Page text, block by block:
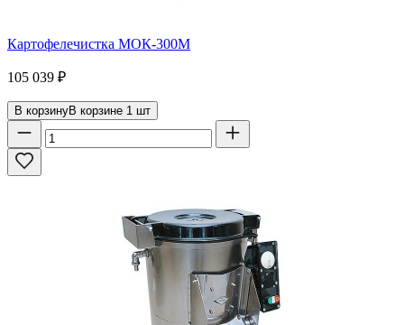
Картофелечистка МОК-300М
105 039 ₽
В корзинуВ корзине 1 шт